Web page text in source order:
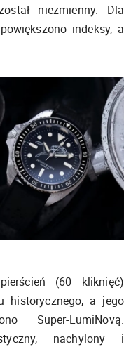
niezmienny. Dla
indeksy, a
(60 kliknięć)
historycznego, a jego
Super-LumiNovą.
nachylony i